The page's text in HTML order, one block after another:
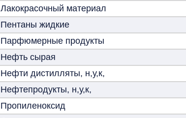
Лакокрасочный материал
Пентаны жидкие
Парфюмерные продукты
Нефть сырая
Нефти дистилляты, н,у,к,
Нефтепродукты, н,у,к,
Пропиленоксид